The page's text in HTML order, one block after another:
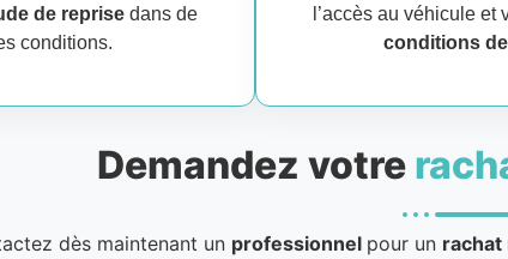
de reprisedans de
conditions.
l’accès au véhicule et
conditions
Demandez votre
dès maintenant un professionnel pour un rachat